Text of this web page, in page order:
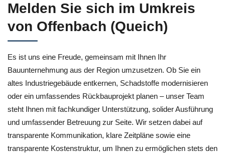
Melden Sie sich im Umkreis
von Offenbach (Queich)
Es ist uns eine Freude, gemeinsam mit Ihnen Ihr
Bauunternehmung aus der Region umzusetzen. Ob Sie ein
altes Industriegebäude entkernen, Schadstoffe modernisieren
oder ein umfassendes Rückbauprojekt planen – unser Team
steht Ihnen mit fachkundiger Unterstützung, solider Ausführung
und umfassender Betreuung zur Seite. Wir setzen dabei auf
transparente Kommunikation, klare Zeitpläne sowie eine
transparente Kostenstruktur, um Ihnen zu ermöglichen stets den